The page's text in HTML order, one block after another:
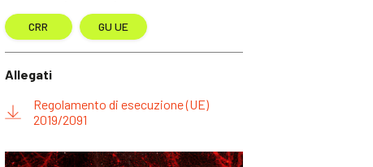
CRR GU UE
Allegati
Regolamento di esecuzione (UE)
2019/2091